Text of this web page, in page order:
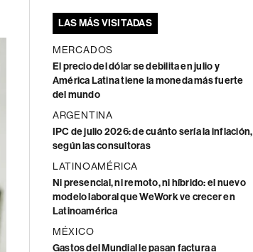
LAS MÁS VISITADAS
MERCADOS
El precio del dólar se debilita en julio y
América Latina tiene la moneda más fuerte
del mundo
ARGENTINA
IPC de julio 2026: de cuánto sería la inflación,
según las consultoras
LATINOAMÉRICA
Ni presencial, ni remoto, ni híbrido: el nuevo
modelo laboral que WeWork ve crecer en
Latinoamérica
MÉXICO
Gastos del Mundial le pasan factura a